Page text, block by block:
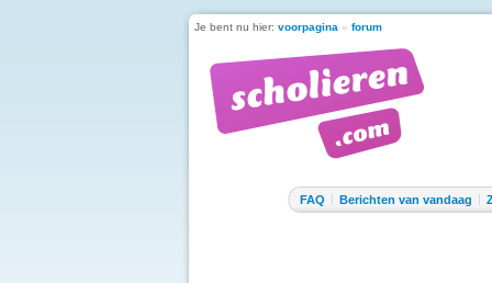
Je bent nu hier: voorpagina » forum
FAQ Berichten van vandaag